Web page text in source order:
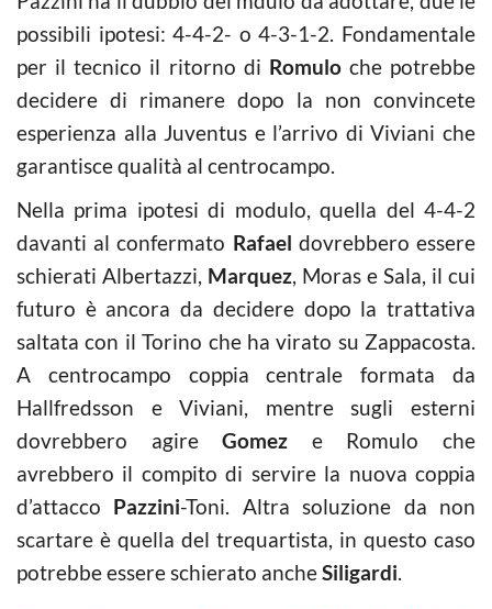
possibili ipotesi: 4-4-2- o 4-3-1-2. Fondamentale
per il tecnico il ritorno di Romuloche potrebbe
decidere di rimanere dopo la non convincete
esperienza alla Juventus e l’arrivo di Viviani che
garantisce qualità al centrocampo.
Nella prima ipotesi di modulo, quella del 4-4-2
davanti al confermato Rafael dovrebbero essere
schierati Albertazzi, Marquez, Moras e Sala, il cui
futuro è ancora da decidere dopo la trattativa
saltata con il Torino che ha virato su Zappacosta.
A centrocampo coppia centrale formata da
Hallfredsson e Viviani, mentre sugli esterni
dovrebbero agireGomez e Romulo che
avrebbero il compito di servire la nuova coppia
d’attacco Pazzini-Toni. Altra soluzione da non
scartare è quella del trequartista, in questo caso
potrebbe essere schierato ancheSiligardi.